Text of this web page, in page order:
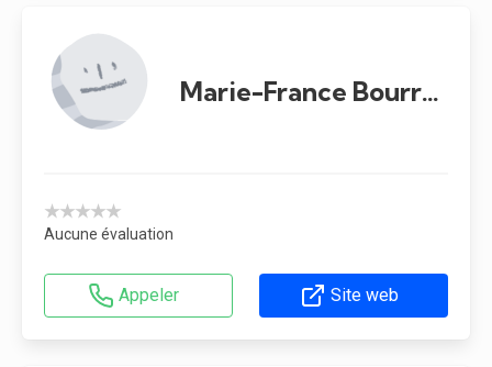
Marie-France Bourret
★★★★★
Aucune évaluation
Appeler Site web